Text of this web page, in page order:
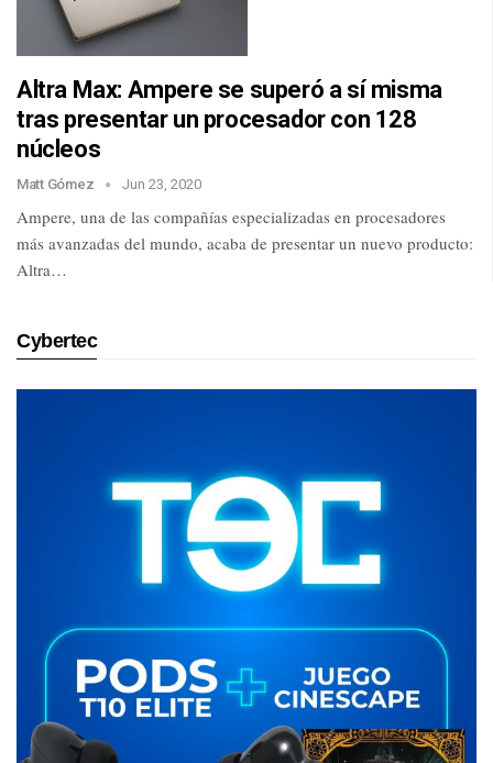
Altra Max: Ampere se superó a sí misma
tras presentar un procesador con 128
núcleos
Matt Gómez Jun 23, 2020
Ampere, una de las compañías especializadas en procesadores
más avanzadas del mundo, acaba de presentar un nuevo producto:
Altra…
Cybertec